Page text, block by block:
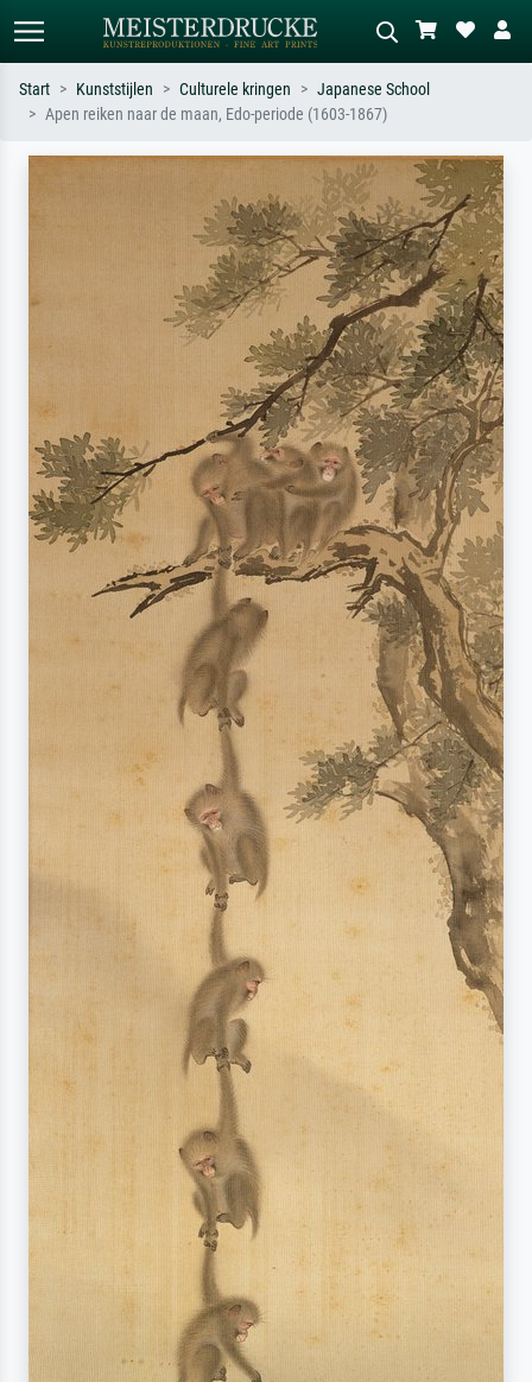
Monet, Sterrennacht, impressionisme,
Beschrijf de scène – bijv. groene
weide, abstract met veel rood, donker
olieverfschilderij, staand naakt naast
een boom.
Start Kunststijlen Culturele kringen
Japanese School
Apen reiken naar de maan, Edo-periode (1603-1867)